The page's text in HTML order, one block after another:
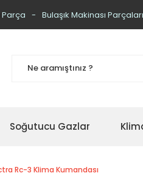
Parça Bulaşık Makinası Parçaları
Soğutucu Gazlar
Rc-3 Klima Kumandası